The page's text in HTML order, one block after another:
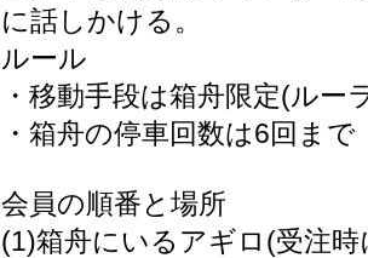
に話しかける。
ルール
・移動手段は箱舟限定(ル
・箱舟の停車回数は6回まで
会員の順番と場所
(1)箱舟にいるアギロ(受注時